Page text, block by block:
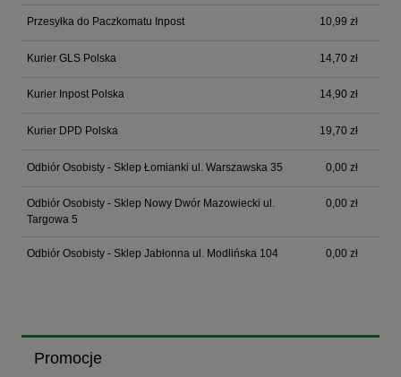
Przesyłka do Paczkomatu Inpost 10,99 zł
Kurier GLS Polska 14,70 zł
Kurier Inpost Polska 14,90 zł
Kurier DPD Polska 19,70 zł
Odbiór Osobisty - Sklep Łomianki ul. Warszawska 35 0,00 zł
Odbiór Osobisty - Sklep Nowy Dwór Mazowiecki ul.
Targowa 5
0,00 zł
Odbiór Osobisty - Sklep Jabłonna ul. Modlińska 104 0,00 zł
Promocje